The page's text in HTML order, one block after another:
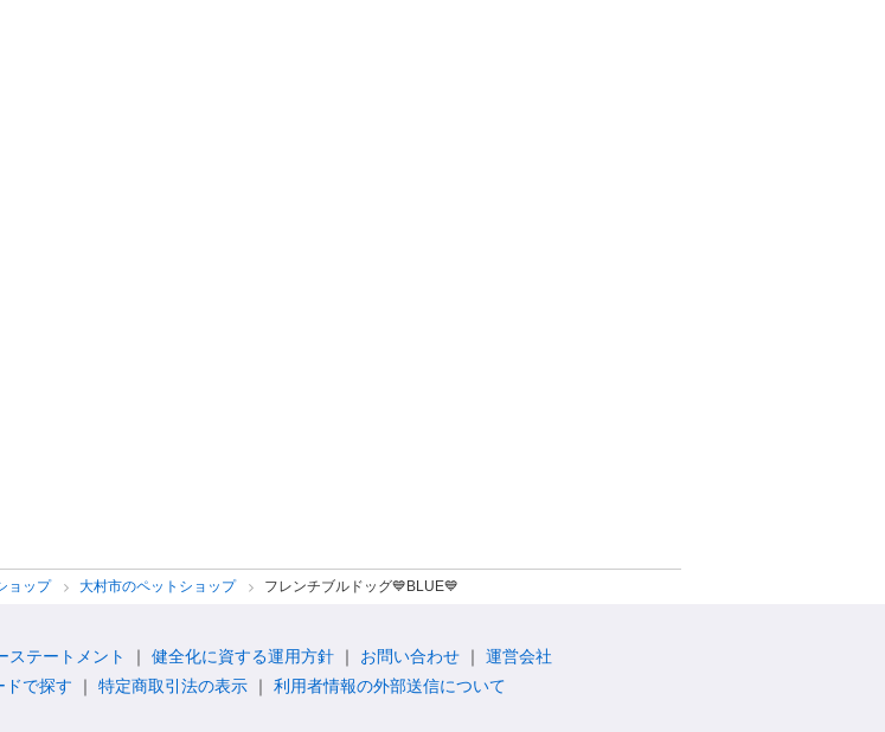
ョップ 大村市のペットショップ フレンチブルドッグ💙BLUE💙
ステートメント 健全化に資する運用方針 お問い合わせ
運営会社
ドで探す 特定商取引法の表示 利用者情報の外部送信について